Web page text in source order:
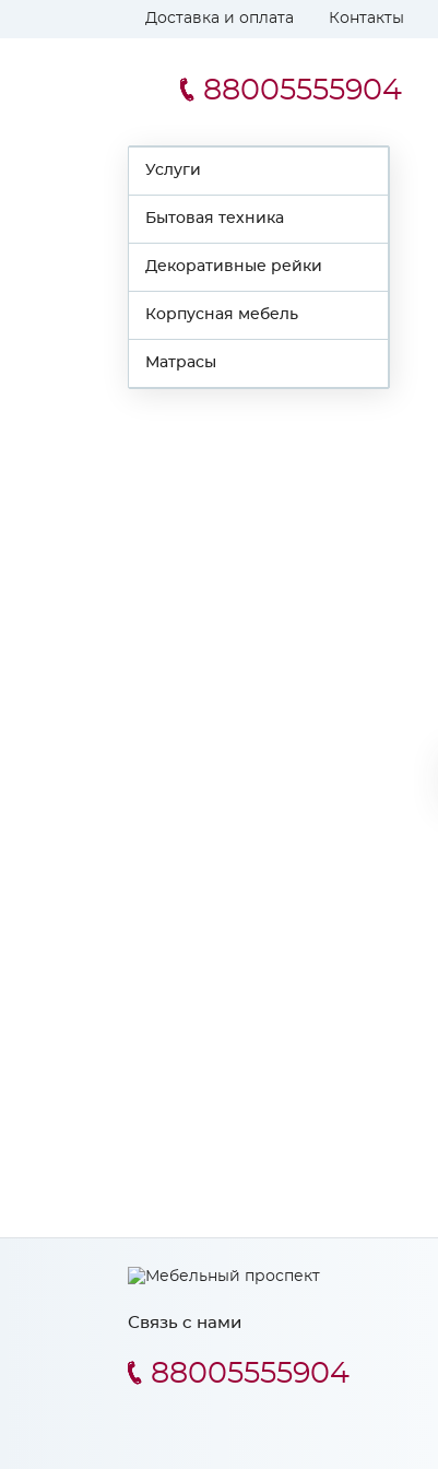
Доставка и оплата Контакты
88005555904
Услуги
Бытовая техника
Декоративные рейки
Корпусная мебель
Матрасы
Связь с нами
88005555904